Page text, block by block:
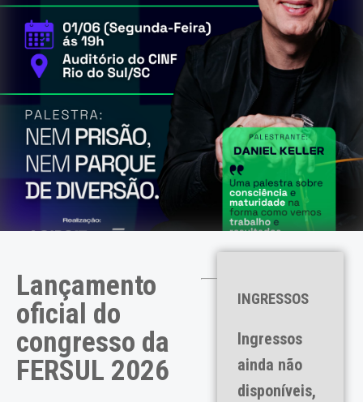
Lançamento
oficial do
congresso da
FERSUL 2026
INGRESSOS
Ingressos
ainda não
disponíveis,